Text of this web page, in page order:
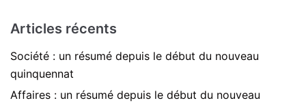
Articles récents
Société : un résumé depuis le début du nouveau
quinquennat
Affaires : un résumé depuis le début du nouveau